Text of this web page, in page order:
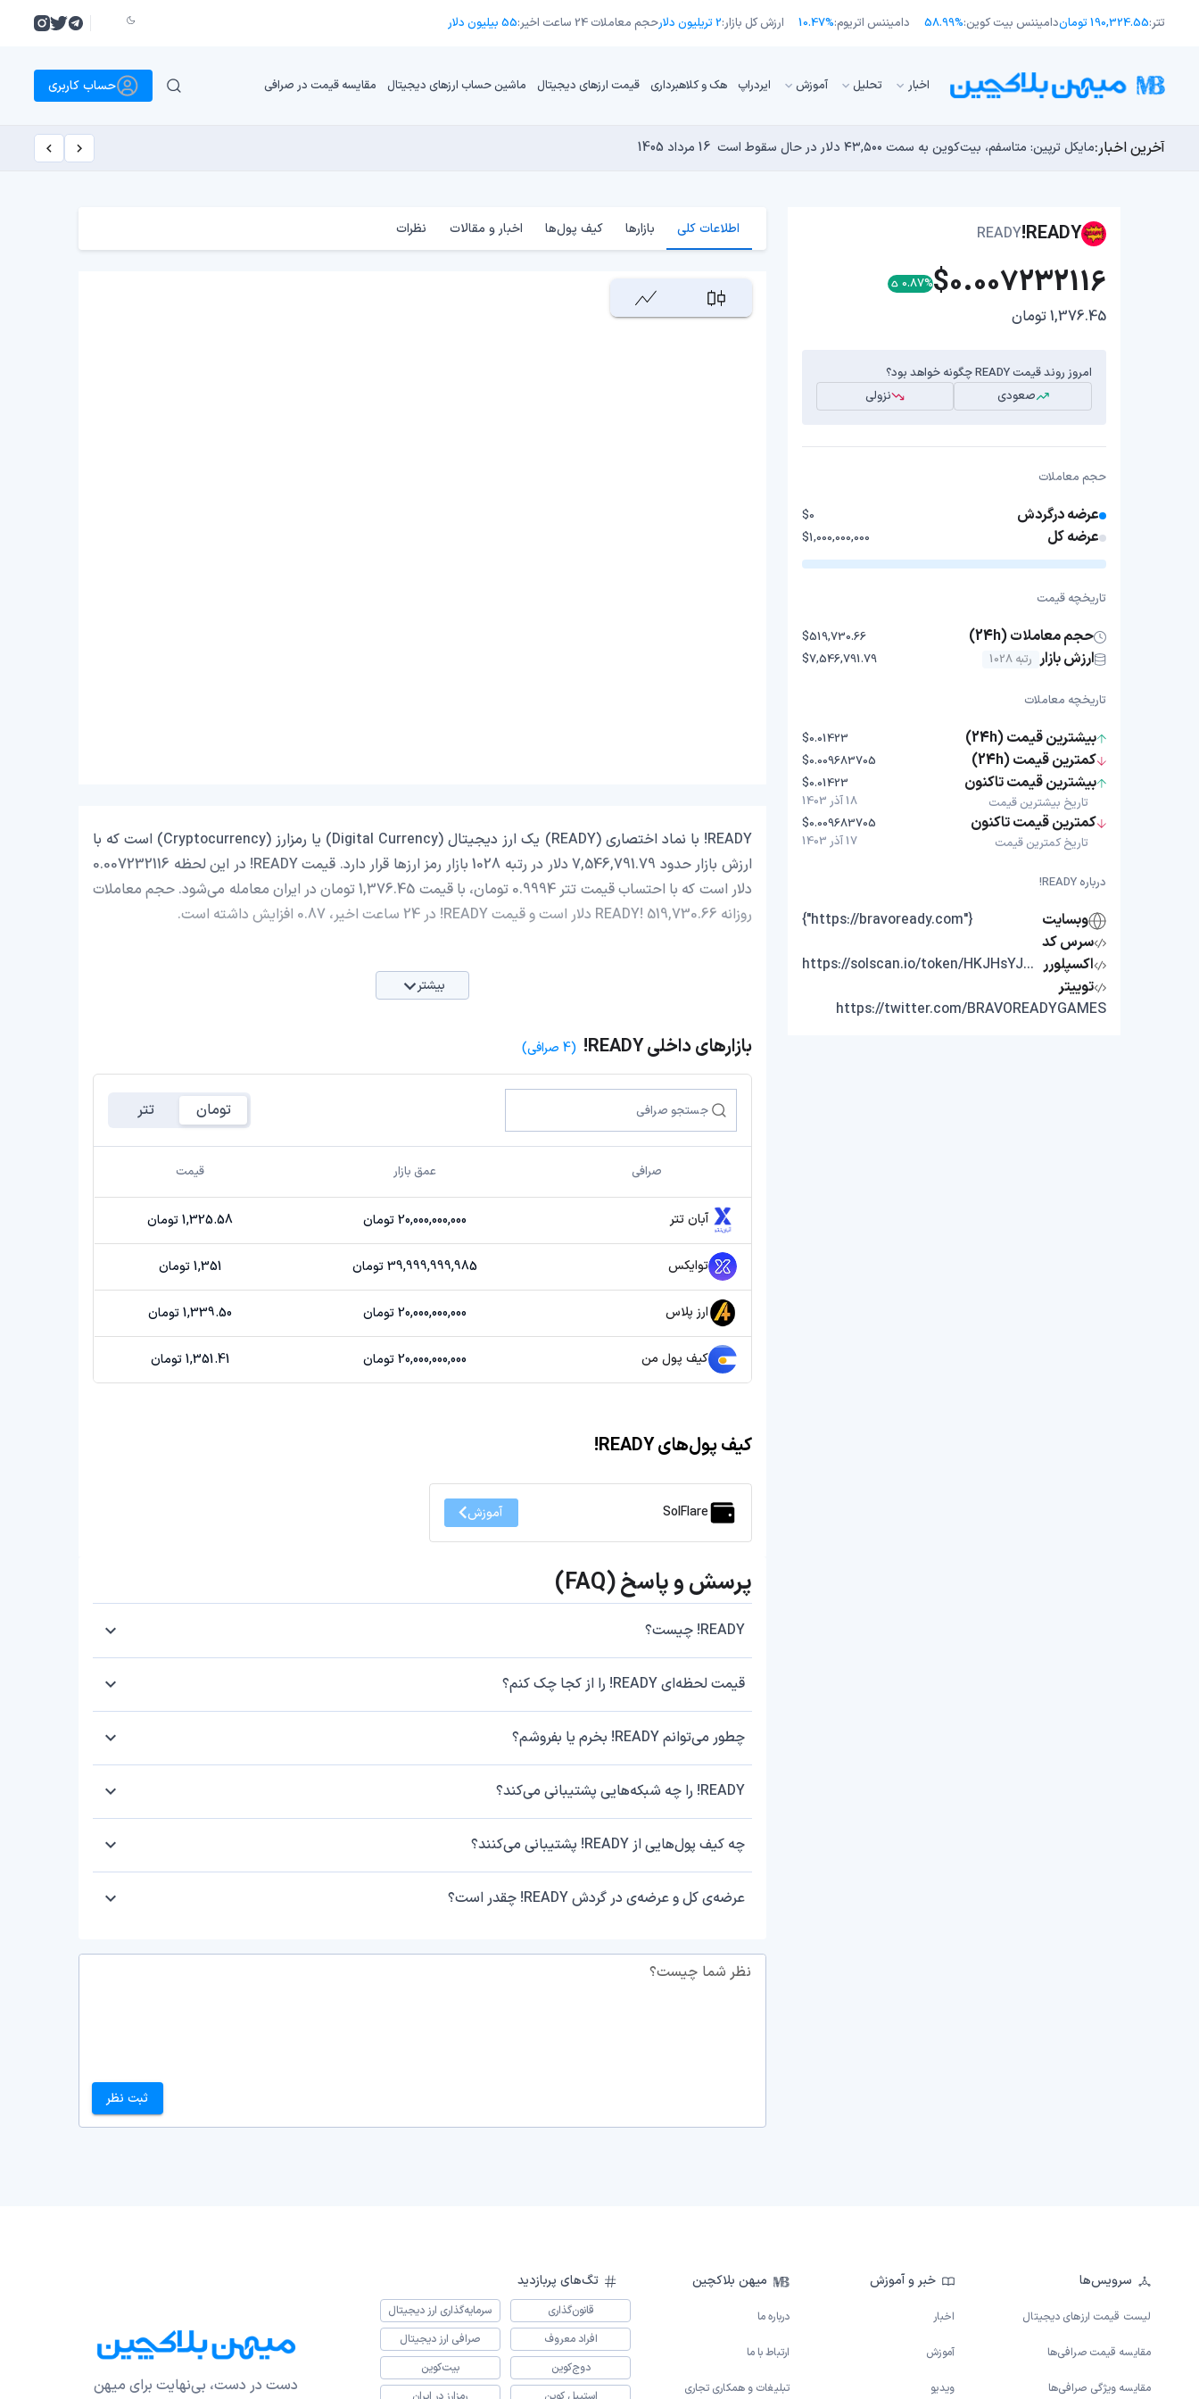
تتر:190,324.55 تومان دامیننس بیت کوین:58.99% دامیننس اتریوم:10.47% ارزش کل بازار:2 تریلیون دلار حجم معاملات 24 ساعت اخیر: 55 بیلیون دلار
اﺧﺒﺎر تحلیل آموزش ایردراپ هک و کلاهبرداری قیمت ارزهای دیجیتال ماشین حساب ارزهای دیجیتال مقایسه قیمت در صرافی حساب کاربری
آخرین اخبار:مایکل ترپین: متاسفم، بیت‌کوین به سمت ۴۳,۵۰۰ دلار در حال سقوط است 16 مرداد 1405 توسعه‌دهندگان بیت‌کوین ۸۵ باگ بحرانی را در یک وضعیت «فوق‌العاده بد» شناسایی کردند
اوج‌گیری طلا با تقاضای چین؛ چرا قیمت بیت کوین در ۶۴ هزار دلار درجا می‌زند؟ 15 مرداد 1405
بدترین نمودار برای گاوهای بیت کوین؛ آیا دوران رالی‌های نجومی به پایان رسیده است؟ 14 مرداد 1405 انتقال ۶۶ میلیون دلاری بیت کوین توسط مایکرواستراتژی؛ آیا فشار فروش جدیدی در راه است؟
READY!
READY
$0.007232116
0.87%
1,376.45 تومان
امروز روند قیمت READY چگونه خواهد بود؟
صعودی
نزولی
حجم معاملات
عرضه درگردش $0
عرضه کل $1,000,000,000
تاریخچه قیمت
حجم معاملات (24h) $519,730.66
ارزش بازار رتبه 1028 $7,546,791.79
تاریخچه معاملات
بیشترین قیمت (24h) $0.01423
کمترین قیمت (24h) $0.009683705
بیشترین قیمت تاکنون
تاریخ بیشترین قیمت
$0.01423
18 آذر 1403
کمترین قیمت تاکنون
تاریخ کمترین قیمت
$0.009683705
17 آذر 1403
درباره READY!
وبسایت
{"https://bravoready.com"}
سرس کد
اکسپلورر https://solscan.io/token/HKJHsYJHMVK5VRyHHk5GhvzY9tBAAtPvDkZfDH6RLDTd
توییتر
https://twitter.com/BRAVOREADYGAMES
اطلاعات کلی بازارها کیف پول‌ها اخبار و مقالات نظرات
READY! با نماد اختصاری (READY) یک ارز دیجیتال (Digital Currency) یا رمزارز (Cryptocurrency) است که با
ارزش بازار حدود 7,546,791.79 دلار در رتبه 1028 بازار رمز ارزها قرار دارد. قیمت READY! در این لحظه 0.007232116
دلار است که با احتساب قیمت تتر 0.9994 تومان، با قیمت 1,376.45 تومان در ایران معامله می‌شود. حجم معاملات
روزانه READY! 519,730.66 دلار است و قیمت READY! در 24 ساعت اخیر، 0.87 افزایش داشته است.
بیشتر
بازارهای داخلی READY! (4 صرافی)
تومان تتر
صرافی عمق بازار قیمت
آبان تتر 20,000,000,000 تومان 1,325.58 تومان
توایکس 39,999,999,985 تومان 1,351 تومان
ارز پلاس 20,000,000,000 تومان 1,339.50 تومان
کیف پول من 20,000,000,000 تومان 1,351.41 تومان
کیف پول‌های READY!
SolFlare آموزش
پرسش و پاسخ (FAQ)
READY! چیست؟
قیمت لحظه‌ای READY! را از کجا چک کنم؟
چطور می‌توانم READY! بخرم یا بفروشم؟
READY! را چه شبکه‌هایی پشتیبانی می‌کند؟
چه کیف پول‌هایی از READY! پشتیبانی می‌کنند؟
عرضه‌ی کل و عرضه‌ی در گردش READY! چقدر است؟
نظر شما چیست؟
ثبت نظر
سرویس‌ها
لیست قیمت ارزهای دیجیتال
مقایسه قیمت صرافی‌ها
مقایسه ویژگی صرافی‌ها
خبر و آموزش
اخبار
آموزش
ویدیو
میهن بلاکچین
درباره ما
ارتباط با ما
تبلیغات و همکاری تجاری
تگ‌های پربازدید
قانون‌گذاری
سرمایه‌گذاری ارز دیجیتال
افراد معروف
صرافی ارز دیجیتال
دوج‌کوین
بیت‌کوین
دست در دست، بی‌نهایت برای میهن